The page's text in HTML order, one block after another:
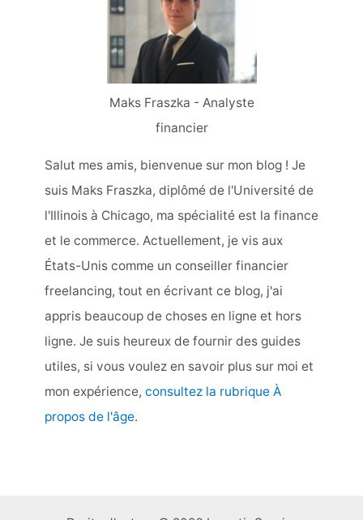
Maks Fraszka - Analyste
financier
Salut mes amis, bienvenue sur mon blog ! Je
suis Maks Fraszka, diplômé de l'Université de
l'Illinois à Chicago, ma spécialité est la finance
et le commerce. Actuellement, je vis aux
États-Unis comme un conseiller financier
freelancing, tout en écrivant ce blog, j'ai
appris beaucoup de choses en ligne et hors
ligne. Je suis heureux de fournir des guides
utiles, si vous voulez en savoir plus sur moi et
mon expérience, consultez la rubrique À
propos de l'âge.